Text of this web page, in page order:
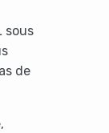
sous
de